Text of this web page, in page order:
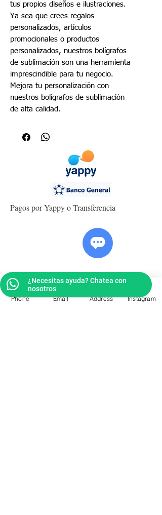
tus propios diseños e ilustraciones.
Ya sea que crees regalos
personalizados, artículos
promocionales o productos
personalizados, nuestros bolígrafos
de sublimación son una herramienta
imprescindible para tu negocio.
Mejora tu personalización con
nuestros bolígrafos de sublimación
de alta calidad.
Pagos por Yappy o Transferencia
Phone Email Address Instagram
¿Necesitas ayuda? Chatea con
nosotros